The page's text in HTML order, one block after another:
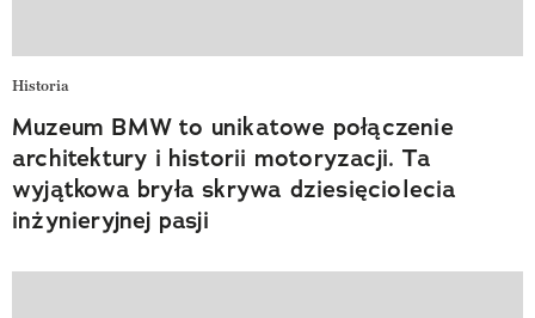
Historia
Muzeum BMW to unikatowe połączenie
architektury i historii motoryzacji. Ta
wyjątkowa bryła skrywa dziesięciolecia
inżynieryjnej pasji